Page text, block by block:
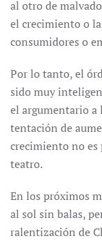
al otro de
el crecimiento o
consumidores o
Por lo tanto, el
sido muy
el argumentario a
tentación de
crecimiento no es
teatro.
En los próximos
al sol sin balas,
ralentización de